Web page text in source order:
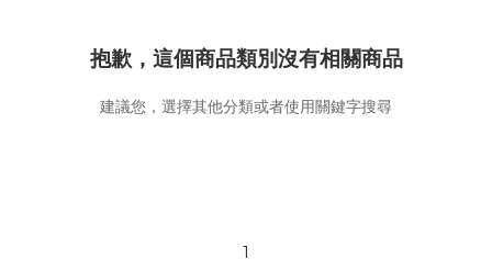
抱歉，這個商品類別沒有相關商品
建議您，選擇其他分類或者使用關鍵字搜尋
1